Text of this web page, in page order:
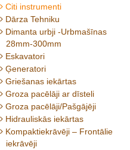
Citi instrumenti
Dārza Tehniku
Dimanta urbji -Urbmašīnas
28mm-300mm
Eskavatori
Ģeneratori
Griešanas iekārtas
Groza pacēlāji ar dīsteli
Groza pacēlāji/Pašgājēji
Hidrauliskās iekārtas
Kompaktiekrāvēji – Frontālie
iekrāvēji